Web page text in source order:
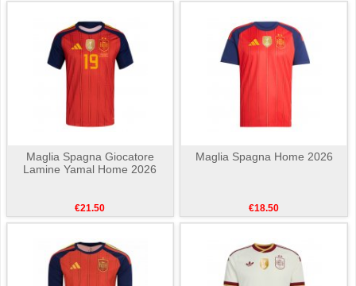
Maglia Spagna Giocatore
Lamine Yamal Home 2026
€21.50
Maglia Spagna Home 2026
€18.50